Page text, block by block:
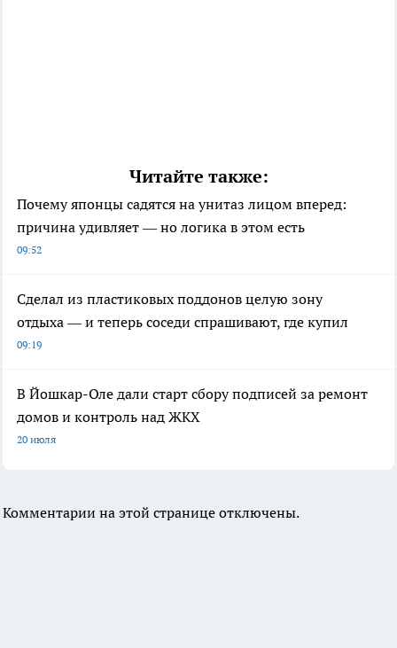
Читайте также:
Почему японцы садятся на унитаз лицом вперед:
причина удивляет — но логика в этом есть
09:52
Сделал из пластиковых поддонов целую зону
отдыха — и теперь соседи спрашивают, где купил
09:19
В Йошкар-Оле дали старт сбору подписей за ремонт
домов и контроль над ЖКХ
20 июля
Комментарии на этой странице отключены.